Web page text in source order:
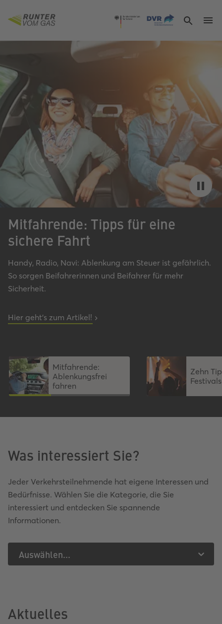
Mitfahrende: Tipps für eine
sichere Fahrt
Handy, Radio, Navi: Ablenkung am Steuer ist gefährlich.
So sorgen Beifahrerinnen und Beifahrer für mehr
Sicherheit.
Hier geht's zum Artikel!
Mitfahrende:
Ablenkungsfrei
fahren
Zehn
Was interessiert Sie?
Jeder Verkehrsteilnehmende hat eigene Interessen und
Bedürfnisse. Wählen Sie die Kategorie, die Sie
interessiert und entdecken Sie spannende
Informationen.
Auswählen...
Aktuelles